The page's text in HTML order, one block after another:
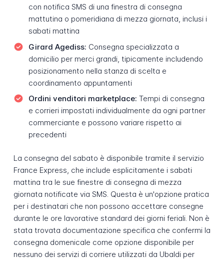
con notifica SMS di una finestra di consegna
mattutina o pomeridiana di mezza giornata, inclusi i
sabati mattina
Girard Agediss: Consegna specializzata a
domicilio per merci grandi, tipicamente includendo
posizionamento nella stanza di scelta e
coordinamento appuntamenti
Ordini venditori marketplace: Tempi di consegna
e corrieri impostati individualmente da ogni partner
commerciante e possono variare rispetto ai
precedenti
La consegna del sabato è disponibile tramite il servizio
France Express, che include esplicitamente i sabati
mattina tra le sue finestre di consegna di mezza
giornata notificate via SMS. Questa è un'opzione pratica
per i destinatari che non possono accettare consegne
durante le ore lavorative standard dei giorni feriali. Non è
stata trovata documentazione specifica che confermi la
consegna domenicale come opzione disponibile per
nessuno dei servizi di corriere utilizzati da Ubaldi per